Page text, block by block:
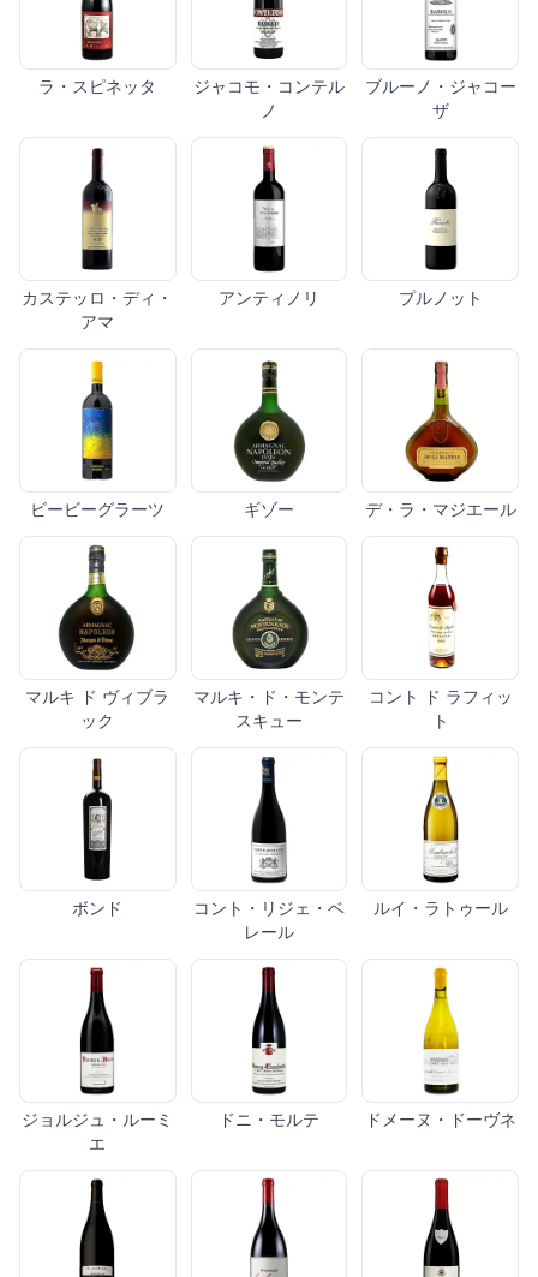
ラ・スピネッタ
ジャコモ・コンテル
ノ
ブルーノ・ジャコー
ザ
カステッロ・ディ・
アマ
アンティノリ プルノット
ビービーグラーツ ギゾー デ・ラ・マジエール
マルキ ド ヴィブラ
ック
マルキ・ド・モンテ
スキュー
コント ド ラフィッ
ト
ボンド
コント・リジェ・ベ
レール
ルイ・ラトゥール
ジョルジュ・ルーミ
エ
ドニ・モルテ ドメーヌ・ドーヴネ